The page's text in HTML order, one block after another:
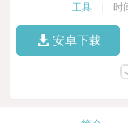
工具 时
安卓下载